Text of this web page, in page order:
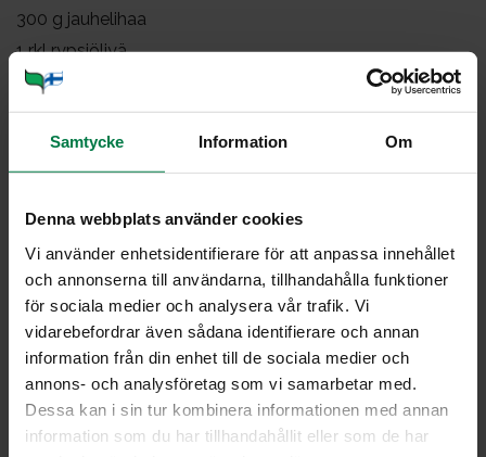
Samtycke Information Om
Denna webbplats använder cookies
Vi använder enhetsidentifierare för att anpassa innehållet
och annonserna till användarna, tillhandahålla funktioner
för sociala medier och analysera vår trafik. Vi
vidarebefordrar även sådana identifierare och annan
information från din enhet till de sociala medier och
annons- och analysföretag som vi samarbetar med.
Dessa kan i sin tur kombinera informationen med annan
information som du har tillhandahållit eller som de har
300 g jauhelihaa
1rkl rypsiöljyä
dl vettä
0.5kerää jäävuorisalaattia suikaloituna
tomaattia viipaleina
1sipuli ohuina viipaleina
0.5
paprika suikaleina
Lisäksi
tlk valmista tacokastiketta
valmista guacamolekastiketta
jalopeno-chiliviipaleita
ranskankermaa
Ruskista jauheliha öljytilkassa. Lisää valmis